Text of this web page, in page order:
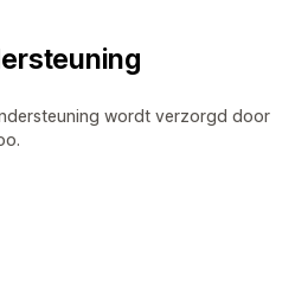
wordt verzorgd door